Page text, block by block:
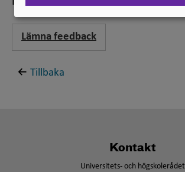
Ibland används
Lämna feedback
Tillbaka
Kontakt
Universitets- och högskolerådet